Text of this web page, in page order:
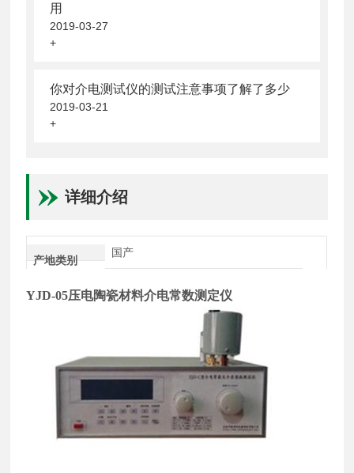
用
2019-03-27
+
你对介电测试仪的测试注意事项了解了多少
2019-03-21
+
详细介绍
产地类别
国产
YJD-05压电陶瓷材料介电常数测定仪